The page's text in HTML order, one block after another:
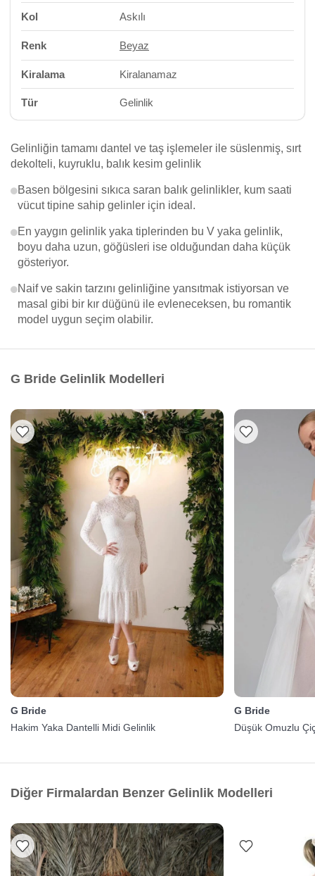
Kol Askılı
Renk Beyaz
Kiralama Kiralanamaz
Tür Gelinlik
Gelinliğin tamamı dantel ve taş işlemeler ile süslenmiş, sırt
dekolteli, kuyruklu, balık kesim gelinlik
Basen bölgesini sıkıca saran balık gelinlikler, kum saati
vücut tipine sahip gelinler için ideal.
En yaygın gelinlik yaka tiplerinden bu V yaka gelinlik,
boyu daha uzun, göğüsleri ise olduğundan daha küçük
gösteriyor.
Naif ve sakin tarzını gelinliğine yansıtmak istiyorsan ve
masal gibi bir kır düğünü ile evleneceksen, bu romantik
model uygun seçim olabilir.
G Bride Gelinlik Modelleri
G Bride
Hakim Yaka Dantelli Midi Gelinlik
G Bride
Düşük Omuzlu
Diğer Firmalardan Benzer Gelinlik Modelleri